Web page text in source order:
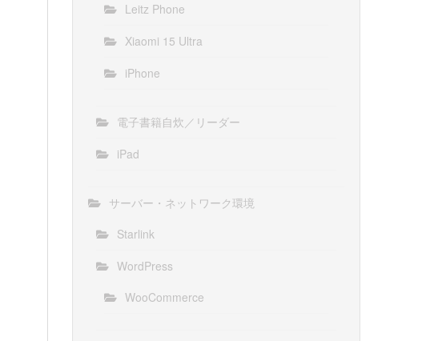
Leitz Phone
Xiaomi 15 Ultra
iPhone
電子書籍自炊／リーダー
iPad
サーバー・ネットワーク環境
Starlink
WordPress
WooCommerce